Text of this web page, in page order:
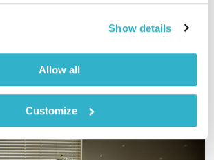
Show details
Allow all
Customize
על החברה והסביבה בה אנו חיים, והפעם גרטה
ראו – הנוער עושה שינוי. מוזמנים להרחיב על
לתאר זאת כבר לפני 100 שנים"